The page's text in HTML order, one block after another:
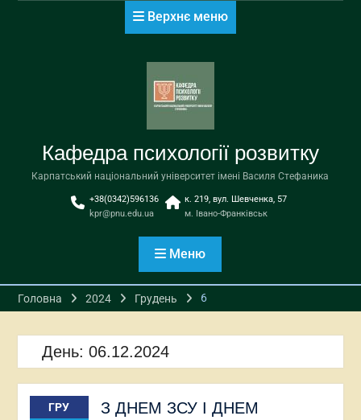
Верхнє меню
Кафедра психології розвитку
Карпатський національний університет імені Василя Стефаника
+38(0342)596136
kpr@pnu.edu.ua
к. 219, вул. Шевченка, 57
м. Івано-Франківськ
Меню
Головна 2024 Грудень 6
День: 06.12.2024
ГРУ
З ДНЕМ ЗСУ І ДНЕМ